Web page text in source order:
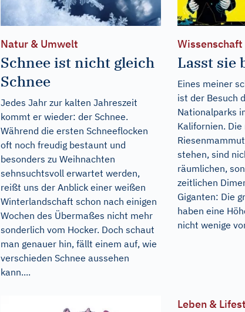
Natur & Umwelt
Schnee ist nicht gleich
Schnee
Jedes Jahr zur kalten Jahreszeit
kommt er wieder: der Schnee.
Während die ersten Schneeflocken
oft noch freudig bestaunt und
besonders zu Weihnachten
sehnsuchtsvoll erwartet werden,
reißt uns der Anblick einer weißen
Winterlandschaft schon nach einigen
Wochen des Übermaßes nicht mehr
sonderlich vom Hocker. Doch schaut
man genauer hin, fällt einem auf, wie
verschieden Schnee aussehen
kann....
Wissenschaft
Lasst sie
Eines meiner
ist der Besuch
Nationalparks
Kalifornien.
stehen, sind
räumlichen,
zeitlichen
Giganten: Die
haben eine
nicht wenige
Leben &